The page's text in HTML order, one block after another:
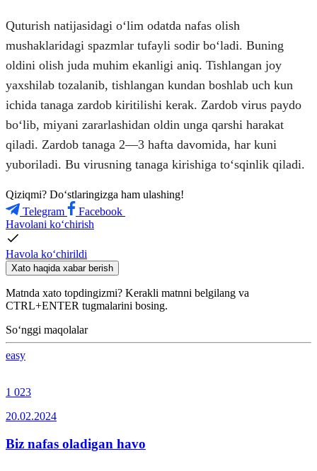
Quturish natijasidagi oʻlim odatda nafas olish
mushaklaridagi spazmlar tufayli sodir boʻladi. Buning
oldini olish juda muhim ekanligi aniq. Tishlangan joy
yaxshilab tozalanib, tishlangan kundan boshlab uch kun
ichida tanaga zardob kiritilishi kerak. Zardob virus paydo
boʻlib, miyani zararlashidan oldin unga qarshi harakat
qiladi. Zardob tanaga 2—3 hafta davomida, har kuni
yuboriladi. Bu virusning tanaga kirishiga toʻsqinlik qiladi.
Qiziqmi? Doʻstlaringizga ham ulashing!
Telegram
Facebook
Havolani ko‘chirish
Havola ko‘chirildi
Xato haqida xabar berish
Matnda xato topdingizmi? Kerakli matnni belgilang va
CTRL+ENTER tugmalarini bosing.
So‘nggi maqolalar
easy
1 023
20.02.2024
Biz nafas oladigan havo